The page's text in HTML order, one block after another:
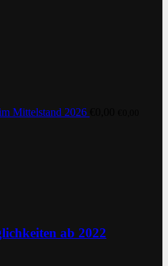
Mittelstand 2026
ab 2022